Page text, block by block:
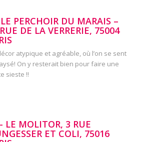
PERCHOIR DU MARAIS –
DE LA VERRERIE, 75004
atypique et agréable, où l’on se sent
On y resterait bien pour faire une
sieste !!
LE MOLITOR, 3 RUE
ET COLI, 75016